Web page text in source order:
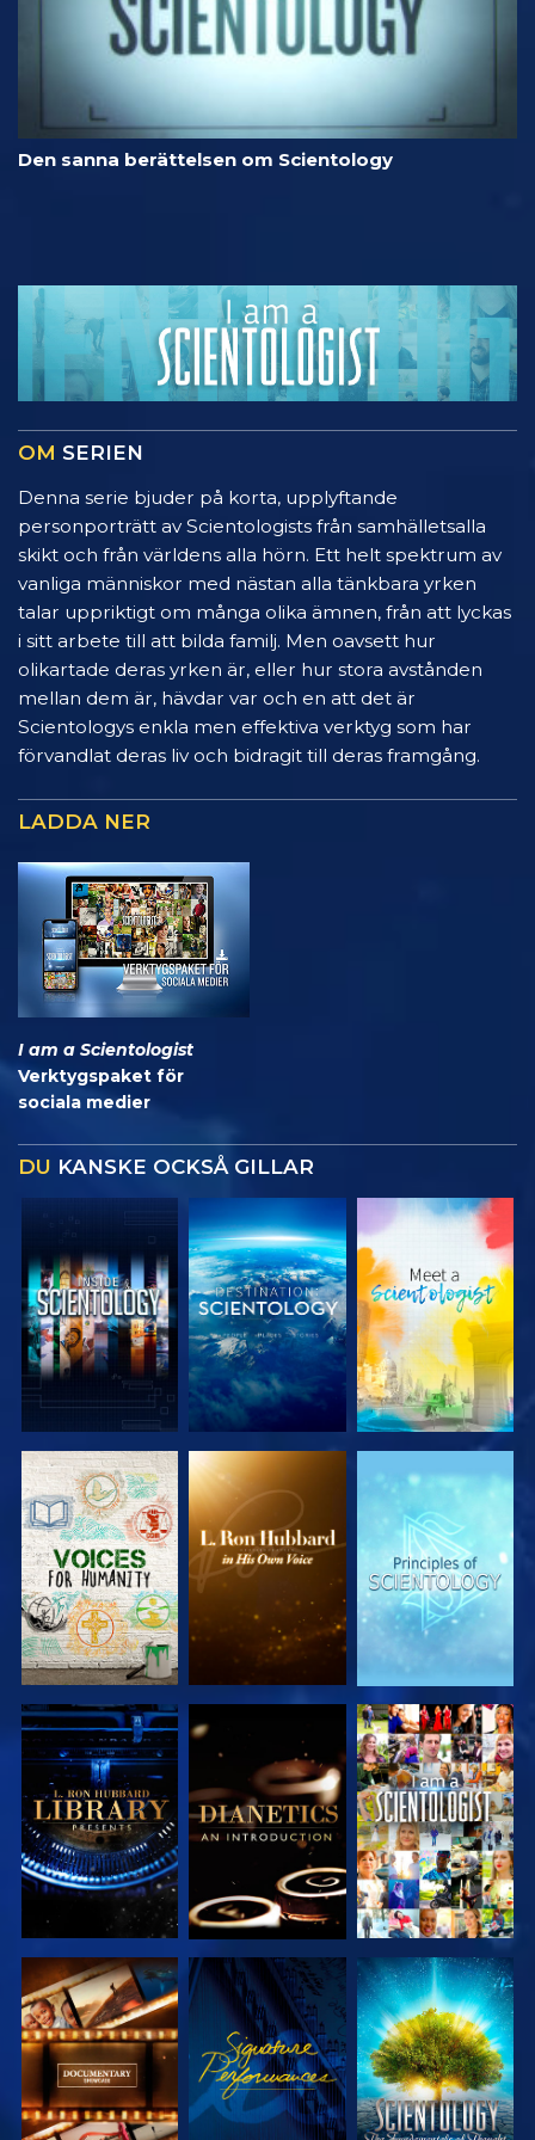
Den sanna berättelsen om Scientology
OM SERIEN
Denna serie bjuder på korta, upplyftande
personporträtt av Scientologists från samhälletsalla
skikt och från världens alla hörn. Ett helt spektrum av
vanliga människor med nästan alla tänkbara yrken
talar uppriktigt om många olika ämnen, från att lyckas
i sitt arbete till att bilda familj. Men oavsett hur
olikartade deras yrken är, eller hur stora avstånden
mellan dem är, hävdar var och en att det är
Scientologys enkla men effektiva verktyg som har
förvandlat deras liv och bidragit till deras framgång.
LADDA NER
I am a Scientologist
Verktygspaket för
sociala medier
DU KANSKE OCKSÅ GILLAR
UTFORSKA
SERIEN
UTFORSKA
SERIEN
UTFORSKA
SERIEN
UTFORSKA
SERIEN
UTFORSKA
SERIEN
TITTA
UTFORSKA
SERIEN
TITTA
UTFORSKA
SERIEN